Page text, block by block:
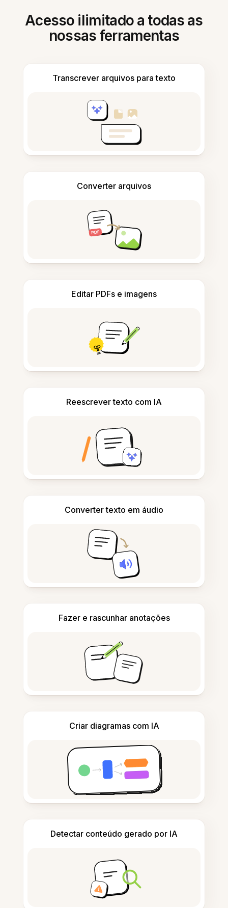
Acesso ilimitado a todas as
nossas ferramentas
Transcrever arquivos para texto
Converter arquivos
Editar PDFs e imagens
Reescrever texto com IA
Converter texto em áudio
Fazer e rascunhar anotações
Criar diagramas com IA
Detectar conteúdo gerado por IA